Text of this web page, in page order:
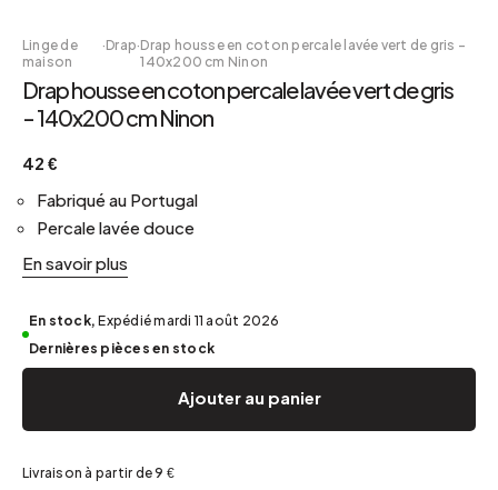
Linge de
maison
·Drap·Drap housse en coton percale lavée vert de gris -
140x200 cm Ninon
Drap housse en coton percale lavée vert de gris
- 140x200 cm Ninon
42 €
Fabriqué au Portugal
Percale lavée douce
En savoir plus
En stock, Expédié mardi 11 août 2026
Dernières pièces en stock
Ajouter au panier
Livraison à partir de 9 €